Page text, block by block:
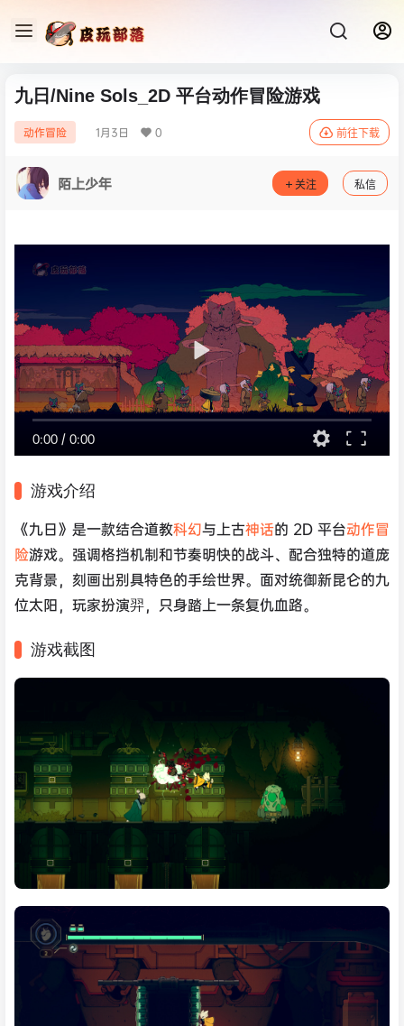
九日/Nine Sols_2D 平台动作冒险游戏
动作冒险 1月3日 0 前往下载
陌上少年 关注 私信
0:00 / 0:00
游戏介绍
《九日》是一款结合道教科幻与上古神话的 2D 平台动作冒
险游戏。强调格挡机制和节奏明快的战斗、配合独特的道庞
克背景，刻画出别具特色的手绘世界。面对统御新昆仑的九
位太阳，玩家扮演羿，只身踏上一条复仇血路。
游戏截图